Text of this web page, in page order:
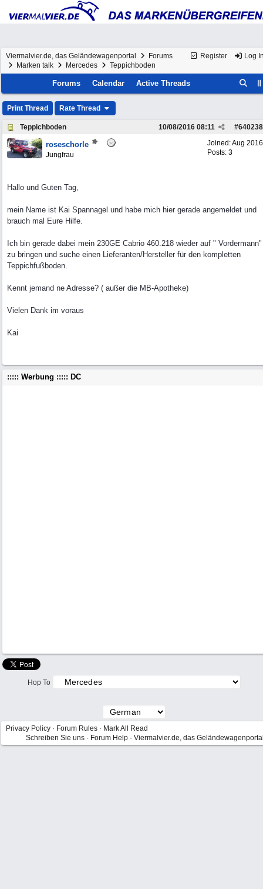
Register Log
Viermalvier.de, das Geländewagenportal
Forums
Marken talk
Mercedes Teppichboden
Forums Calendar Active Threads
Print Thread Rate Thread
Teppichboden #640238
10/08/2016 08:11
Joined:Aug 2016
Posts: 3
roseschorle
Jungfrau
Hallo und Guten Tag,
mein Name ist Kai Spannagel und habe mich hier gerade angemeldet und
brauch mal Eure Hilfe.
Ich bin gerade dabei mein 230GE Cabrio 460.218 wieder auf " Vordermann"
zu bringen und suche einen Lieferanten/Hersteller für den kompletten
Teppichfußboden.
Kennt jemand ne Adresse? ( außer die MB-Apotheke)
Vielen Dank im voraus
Kai
::::: Werbung ::::: DC
Hop To
Privacy Policy · Forum Rules · Mark All Read
Schreiben Sie uns · Forum Help · Viermalvier.de, das